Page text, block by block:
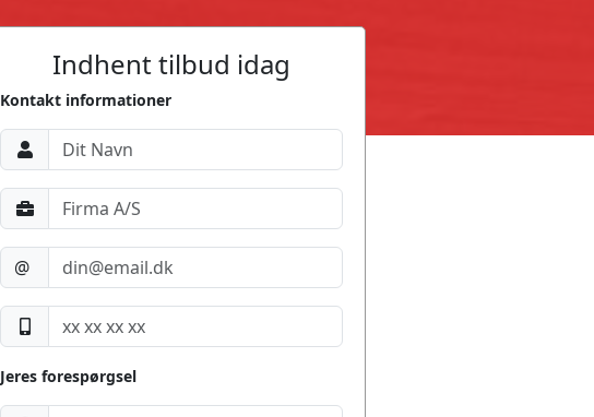
Indhent tilbud idag
Kontakt informationer
@
Jeres forespørgsel